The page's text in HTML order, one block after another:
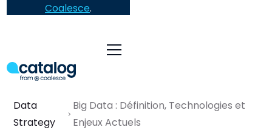
Coalesce.
Data
Strategy
Big Data : Définition, Technologies et
Enjeux Actuels